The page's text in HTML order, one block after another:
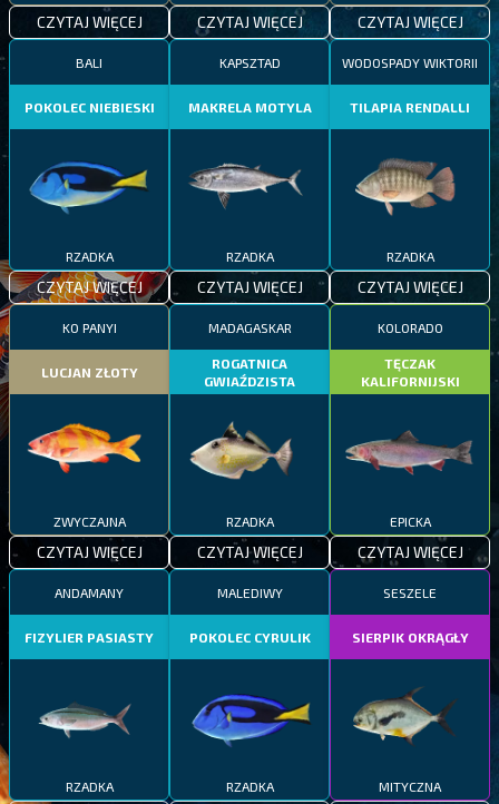
CZYTAJ WIĘCEJ CZYTAJ WIĘCEJ CZYTAJ WIĘCEJ
BALI
POKOLEC NIEBIESKI
RZADKA
CZYTAJ WIĘCEJ
KAPSZTAD
MAKRELA MOTYLA
RZADKA
CZYTAJ WIĘCEJ
WODOSPADY WIKTORII
TILAPIA RENDALLI
RZADKA
CZYTAJ WIĘCEJ
KO PANYI
LUCJAN ZŁOTY
ZWYCZAJNA
CZYTAJ WIĘCEJ
MADAGASKAR
ROGATNICA
GWIAŹDZISTA
RZADKA
CZYTAJ WIĘCEJ
KOLORADO
TĘCZAK
KALIFORNIJSKI
EPICKA
CZYTAJ WIĘCEJ
ANDAMANY
FIZYLIER PASIASTY
RZADKA
MALEDIWY
POKOLEC CYRULIK
RZADKA
SESZELE
SIERPIK OKRĄGŁY
MITYCZNA